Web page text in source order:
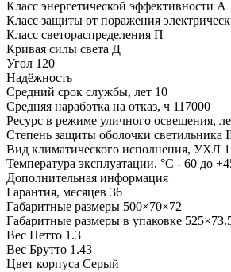
Класс энергетической эффективности A
Класс защиты от поражения
Класс светораспределения П
Кривая силы света Д
Угол 120
Надёжность
Средний срок службы, лет 10
Средняя наработка на отказ, ч 117000
Ресурс в режиме уличного освещения,
Степень защиты оболочки светильника
Вид климатического исполнения, УХЛ 1
Температура эксплуатации, °С - 60 до
Дополнительная информация
Гарантия, месяцев 36
Габаритные размеры 500×70×72
Габаритные размеры в упаковке
Вес Нетто 1.3
Вес Брутто 1.43
Цвет корпуса Серый